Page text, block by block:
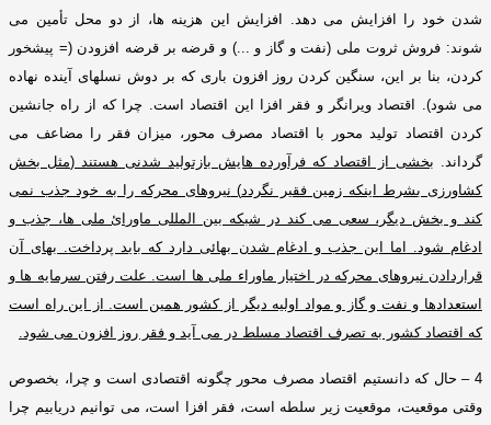
شدن خود را افزایش می دهد
افزایش این هزینه ها، از دو محل تأمین می
شوند : فروش ثروت ملی (نفت و گاز و ...) و قرضه بر قرضه افزودن(= پیشخور
کردن، بنا بر این، سنگین کردن روز افزون باری که بر دوش نسلهای آینده نهاده
می شود). اقتصاد ویرانگر و فقر افزا این اقتصاد است
چرا که از راه جانشین
کردن اقتصاد تولید محور با اقتصاد مصرف محور، میزان فقر را مضاعف می
گرداند
بخشی از اقتصاد که فرآورده هایش بازتولید شدنی هستند (مثل بخش
کشاورزی بشرط اینکه زمین فقیر نگردد) نیروهای محرکه را به خود جذب نمی
کند و بخش دیگر، سعی می کند در شبکه بین المللی ماورائ ملی ها، جذب و
ادغام شود
اما این جذب و ادغام شدن بهائی دارد که باید پرداخت. بهای آن
قراردادن نیروهای محرکه در اختیار ماوراء ملی ها است. علت رفتن سرمایه ها و
استعدادها و نفت و گاز و مواد اولیه دیگر از کشور همین است.
از این راه است
که اقتصاد کشور به تصرف اقتصاد مسلط در می آید و فقر روز افزون می شود
4 –
حال که دانستیم اقتصاد مصرف محور چگونه اقتصادی است و چرا، بخصوص
وقتی موقعیت، موقعیت زیر سلطه است، فقر افزا است، می توانیم دریابیم چرا